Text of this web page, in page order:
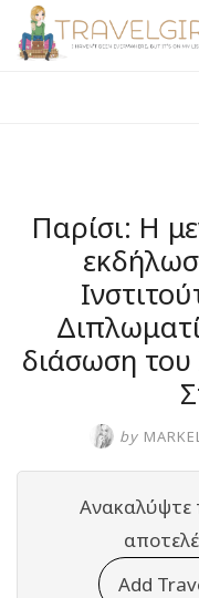
Skip
Παρίσι: Η
διάσωση
by
Ανακαλύψτε
Add